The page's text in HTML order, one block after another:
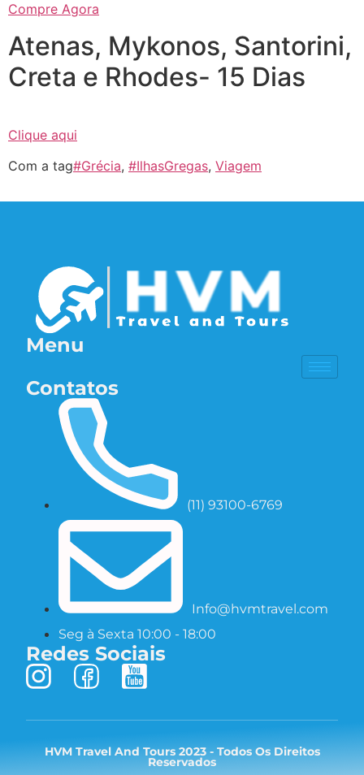
Compre Agora
Atenas, Mykonos, Santorini,
Creta e Rhodes- 15 Dias
Clique aqui
Com a tag#Grécia, #IlhasGregas, Viagem
Menu
Contatos
(11) 93100-6769
Info@hvmtravel.com
Seg à Sexta 10:00 - 18:00
Redes Sociais
HVM Travel And Tours 2023 - Todos Os Direitos
Reservados